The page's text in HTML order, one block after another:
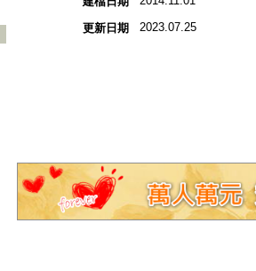
更新日期 2023.07.25